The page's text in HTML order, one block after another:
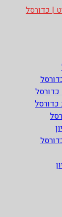
ספורט
ליגת הנבא,
לאתר >>
כדורסל